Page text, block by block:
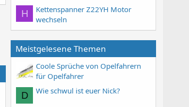
H
Kettenspanner Z22YH Motor
wechseln
Meistgelesene Themen
Coole Sprüche von Opelfahrern
für Opelfahrer
D Wie schwul ist euer Nick?